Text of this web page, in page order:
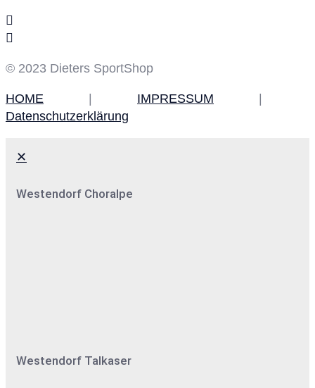
© 2023 Dieters SportShop
HOME | IMPRESSUM |
Datenschutzerklärung
✕
Westendorf Choralpe
Westendorf Talkaser